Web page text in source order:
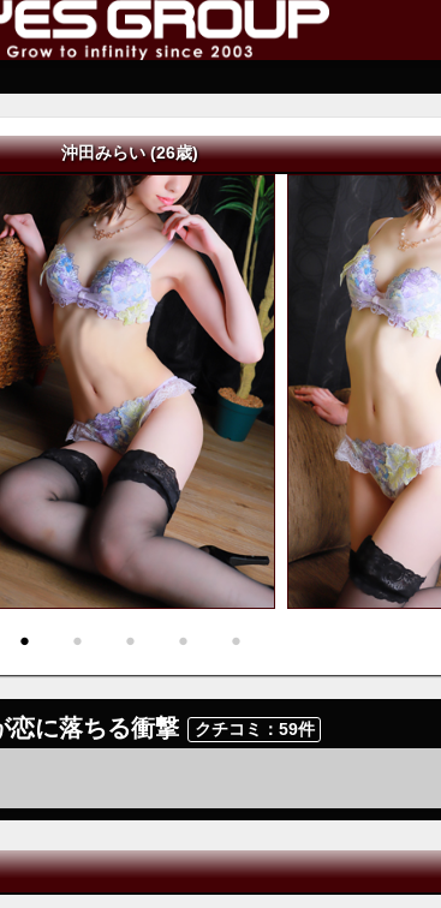
沖田みらい (26歳)
・ ・ ・ ・ ・
恋に落ちる衝撃 クチコミ：59件